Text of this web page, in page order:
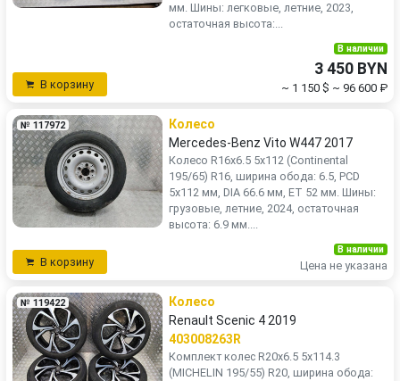
мм. Шины: легковые, летние, 2023,
остаточная высота:...
В корзину
В наличии
3 450 BYN
~ 1 150 $ ~ 96 600 ₽
№ 117972
Колесо
Mercedes-Benz Vito W447 2017
Колесо R16x6.5 5x112 (Continental
195/65) R16, ширина обода: 6.5, PCD
5x112 мм, DIA 66.6 мм, ET 52 мм. Шины:
грузовые, летние, 2024, остаточная
высота: 6.9 мм....
В корзину
В наличии
Цена не указана
№ 119422
Колесо
Renault Scenic 4 2019
403008263R
Комплект колес R20x6.5 5x114.3
(MICHELIN 195/55) R20, ширина обода: